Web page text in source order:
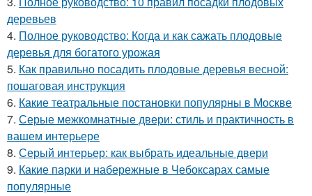
деревьев
4. Полное руководство: Когда и как сажать плодовые
деревья для богатого урожая
5. Как правильно посадить плодовые деревья весной:
пошаговая инструкция
6. Какие театральные постановки популярны в Москве
7. Серые межкомнатные двери: стиль и практичность в
вашем интерьере
8. Серый интерьер: как выбрать идеальные двери
9. Какие парки и набережные в Чебоксарах самые
популярные